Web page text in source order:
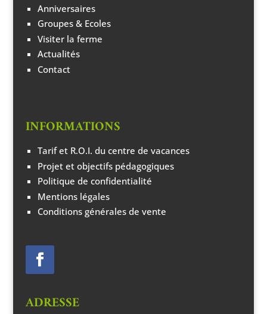
Anniversaires
Groupes & Ecoles
Visiter la ferme
Actualités
Contact
INFORMATIONS
Tarif et R.O.I. du centre de vacances
Projet et objectifs pédagogiques
Politique de confidentialité
Mentions légales
Conditions générales de vente
ADRESSE